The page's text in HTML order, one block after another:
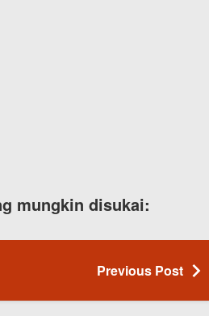
mungkin disukai:
Previous Post